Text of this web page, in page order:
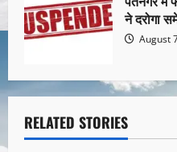
ने दरोगा
August
RELATED STORIES